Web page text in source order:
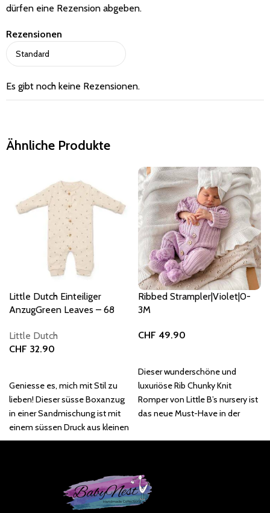
Rezensionen
Es gibt noch keine Rezensionen.
dürfen eine Rezension abgeben.
Ähnliche Produkte
Little Dutch Einteiliger
AnzugGreen Leaves – 68
Little Dutch
CHF 32.90
Geniesse es, mich mit Stil zu
lieben! Dieser süsse Boxanzug
in einer Sandmischung ist mit
einem süssen Druck aus kleinen
Ribbed Strampler|Violet|0-
3M
CHF 49.90
Dieser wunderschöne und
luxuriöse Rib Chunky Knit
Romper von Little B’s nursery ist
das neue Must-Have in der